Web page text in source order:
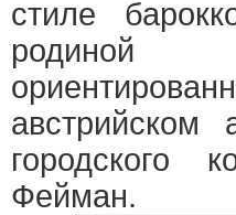
стиле
родиной
австрийском
городского
Фейман.